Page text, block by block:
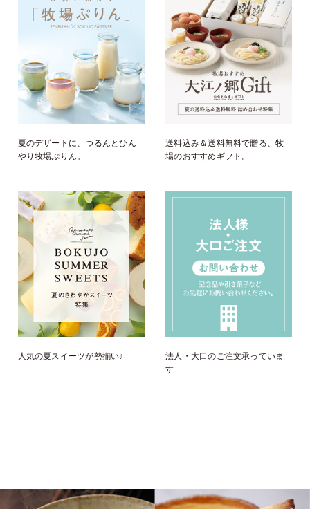
夏のデザートに、つるんとひん
やり牧場ぷりん。
送料込み＆送料無料で贈る、牧
場のおすすめギフト。
人気の夏スイーツが勢揃い♪
法人・大口のご注文承っていま
す